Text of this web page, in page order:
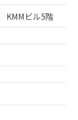
KMMビル5階